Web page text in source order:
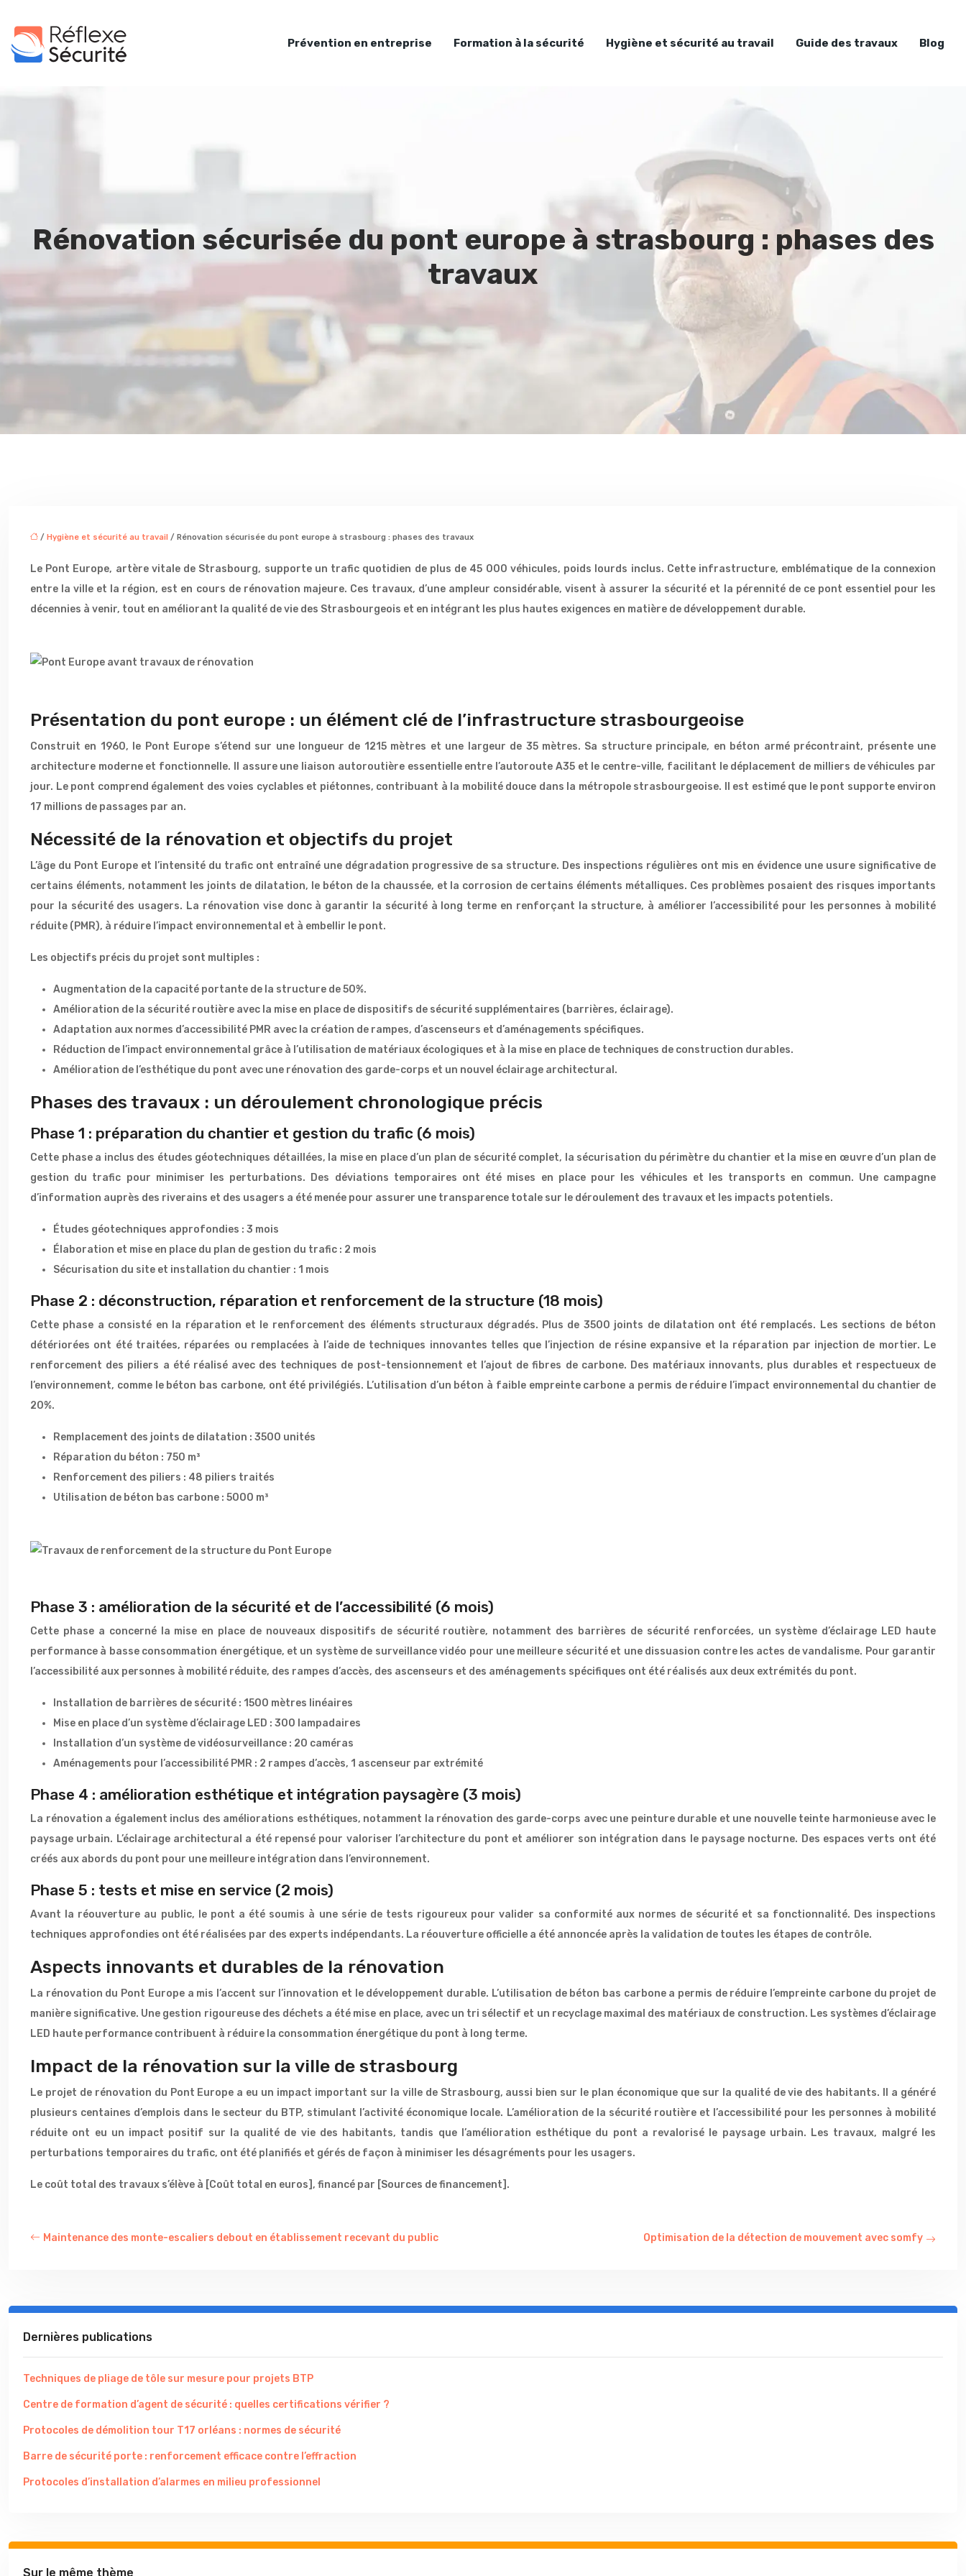
Prévention en entreprise Formation à la sécurité Hygiène et sécurité au travail Guide des travaux Blog
Rénovation sécurisée du pont europe à strasbourg : phases des
travaux
/ Hygiène et sécurité au travail / Rénovation sécurisée du pont europe à strasbourg : phases des travaux
Le Pont Europe, artère vitale de Strasbourg, supporte un trafic quotidien de plus de 45 000 véhicules, poids lourds inclus. Cette infrastructure, emblématique de la connexion
entre la ville et la région, est en cours de rénovation majeure. Ces travaux, d’une ampleur considérable, visent à assurer la sécurité et la pérennité de ce pont essentiel pour les
décennies à venir, tout en améliorant la qualité de vie des Strasbourgeois et en intégrant les plus hautes exigences en matière de développement durable.
Présentation du pont europe : un élément clé de l’infrastructure strasbourgeoise
Construit en 1960, le Pont Europe s’étend sur une longueur de 1215 mètres et une largeur de 35 mètres. Sa structure principale, en béton armé précontraint, présente une
architecture moderne et fonctionnelle. Il assure une liaison autoroutière essentielle entre l’autoroute A35 et le centre-ville, facilitant le déplacement de milliers de véhicules par
jour. Le pont comprend également des voies cyclables et piétonnes, contribuant à la mobilité douce dans la métropole strasbourgeoise. Il est estimé que le pont supporte environ
17 millions de passages par an.
Nécessité de la rénovation et objectifs du projet
L’âge du Pont Europe et l’intensité du trafic ont entraîné une dégradation progressive de sa structure. Des inspections régulières ont mis en évidence une usure significative de
certains éléments, notamment les joints de dilatation, le béton de la chaussée, et la corrosion de certains éléments métalliques. Ces problèmes posaient des risques importants
pour la sécurité des usagers. La rénovation vise donc à garantir la sécurité à long terme en renforçant la structure, à améliorer l’accessibilité pour les personnes à mobilité
réduite (PMR), à réduire l’impact environnemental et à embellir le pont.
Les objectifs précis du projet sont multiples :
Augmentation de la capacité portante de la structure de 50%.
Amélioration de la sécurité routière avec la mise en place de dispositifs de sécurité supplémentaires (barrières, éclairage).
Adaptation aux normes d’accessibilité PMR avec la création de rampes, d’ascenseurs et d’aménagements spécifiques.
Réduction de l’impact environnemental grâce à l’utilisation de matériaux écologiques et à la mise en place de techniques de construction durables.
Amélioration de l’esthétique du pont avec une rénovation des garde-corps et un nouvel éclairage architectural.
Phases des travaux : un déroulement chronologique précis
Phase 1 : préparation du chantier et gestion du trafic (6 mois)
Cette phase a inclus des études géotechniques détaillées, la mise en place d’un plan de sécurité complet, la sécurisation du périmètre du chantier et la mise en œuvre d’un plan de
gestion du trafic pour minimiser les perturbations. Des déviations temporaires ont été mises en place pour les véhicules et les transports en commun. Une campagne
d’information auprès des riverains et des usagers a été menée pour assurer une transparence totale sur le déroulement des travaux et les impacts potentiels.
Études géotechniques approfondies : 3 mois
Élaboration et mise en place du plan de gestion du trafic : 2 mois
Sécurisation du site et installation du chantier : 1 mois
Phase 2 : déconstruction, réparation et renforcement de la structure (18 mois)
Cette phase a consisté en la réparation et le renforcement des éléments structuraux dégradés. Plus de 3500 joints de dilatation ont été remplacés. Les sections de béton
détériorées ont été traitées, réparées ou remplacées à l’aide de techniques innovantes telles que l’injection de résine expansive et la réparation par injection de mortier. Le
renforcement des piliers a été réalisé avec des techniques de post-tensionnement et l’ajout de fibres de carbone. Des matériaux innovants, plus durables et respectueux de
l’environnement, comme le béton bas carbone, ont été privilégiés. L’utilisation d’un béton à faible empreinte carbone a permis de réduire l’impact environnemental du chantier de
20%.
Remplacement des joints de dilatation : 3500 unités
Réparation du béton : 750 m³
Renforcement des piliers : 48 piliers traités
Utilisation de béton bas carbone : 5000 m³
Phase 3 : amélioration de la sécurité et de l’accessibilité (6 mois)
Cette phase a concerné la mise en place de nouveaux dispositifs de sécurité routière, notamment des barrières de sécurité renforcées, un système d’éclairage LED haute
performance à basse consommation énergétique, et un système de surveillance vidéo pour une meilleure sécurité et une dissuasion contre les actes de vandalisme. Pour garantir
l’accessibilité aux personnes à mobilité réduite, des rampes d’accès, des ascenseurs et des aménagements spécifiques ont été réalisés aux deux extrémités du pont.
Installation de barrières de sécurité : 1500 mètres linéaires
Mise en place d’un système d’éclairage LED : 300 lampadaires
Installation d’un système de vidéosurveillance : 20 caméras
Aménagements pour l’accessibilité PMR : 2 rampes d’accès, 1 ascenseur par extrémité
Phase 4 : amélioration esthétique et intégration paysagère (3 mois)
La rénovation a également inclus des améliorations esthétiques, notamment la rénovation des garde-corps avec une peinture durable et une nouvelle teinte harmonieuse avec le
paysage urbain. L’éclairage architectural a été repensé pour valoriser l’architecture du pont et améliorer son intégration dans le paysage nocturne. Des espaces verts ont été
créés aux abords du pont pour une meilleure intégration dans l’environnement.
Phase 5 : tests et mise en service (2 mois)
Avant la réouverture au public, le pont a été soumis à une série de tests rigoureux pour valider sa conformité aux normes de sécurité et sa fonctionnalité. Des inspections
techniques approfondies ont été réalisées par des experts indépendants. La réouverture officielle a été annoncée après la validation de toutes les étapes de contrôle.
Aspects innovants et durables de la rénovation
La rénovation du Pont Europe a mis l’accent sur l’innovation et le développement durable. L’utilisation de béton bas carbone a permis de réduire l’empreinte carbone du projet de
manière significative. Une gestion rigoureuse des déchets a été mise en place, avec un tri sélectif et un recyclage maximal des matériaux de construction. Les systèmes d’éclairage
LED haute performance contribuent à réduire la consommation énergétique du pont à long terme.
Impact de la rénovation sur la ville de strasbourg
Le projet de rénovation du Pont Europe a eu un impact important sur la ville de Strasbourg, aussi bien sur le plan économique que sur la qualité de vie des habitants. Il a généré
plusieurs centaines d’emplois dans le secteur du BTP, stimulant l’activité économique locale. L’amélioration de la sécurité routière et l’accessibilité pour les personnes à mobilité
réduite ont eu un impact positif sur la qualité de vie des habitants, tandis que l’amélioration esthétique du pont a revalorisé le paysage urbain. Les travaux, malgré les
perturbations temporaires du trafic, ont été planifiés et gérés de façon à minimiser les désagréments pour les usagers.
Le coût total des travaux s’élève à [Coût total en euros], financé par [Sources de financement].
Maintenance des monte-escaliers debout en établissement recevant du public Optimisation de la détection de mouvement avec somfy
Dernières publications
Techniques de pliage de tôle sur mesure pour projets BTP
Centre de formation d’agent de sécurité : quelles certifications vérifier ?
Protocoles de démolition tour T17 orléans : normes de sécurité
Barre de sécurité porte : renforcement efficace contre l’effraction
Protocoles d’installation d’alarmes en milieu professionnel
Sur le même thème